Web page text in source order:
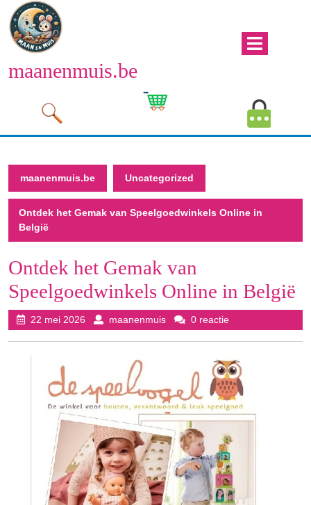
Naar
de
inhoud
maanenmuis.be
Winkelwagen
maanenmuis.be Uncategorized
Ontdek het Gemak van Speelgoedwinkels Online in
België
Ontdek het Gemak van
Speelgoedwinkels Online in België
22 mei 2026 22
mei
maanenmuismaanenmuis
0 reactie